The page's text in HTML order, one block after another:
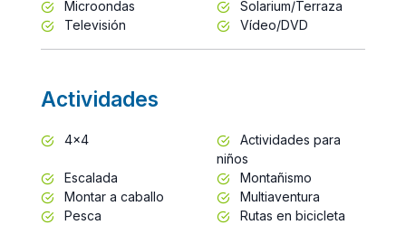
Microondas
Solarium/Terraza
Televisión
Vídeo/DVD
Actividades
4x4
Actividades para
niños
Escalada
Montañismo
Montar a caballo
Multiaventura
Pesca
Rutas en bicicleta